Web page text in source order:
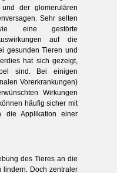
der glomerulären
Sehr selten
eine gestörte
auf die
gesunden Tieren und
hat sich gezeigt,
sind. Bei einigen
Vorerkrankungen)
Wirkungen
häufig sicher mit
die Applikation einer
des Tieres an die
lindern. Doch zentraler